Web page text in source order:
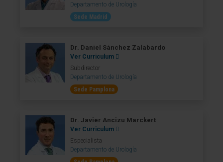
Departamento de Urología
Sede Madrid
Dr. Daniel Sánchez Zalabardo
Ver Curriculum
Subdirector
Departamento de Urología
Sede Pamplona
Dr. Javier Ancizu Marckert
Ver Curriculum
Especialista
Departamento de Urología